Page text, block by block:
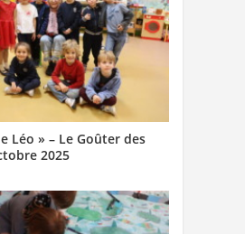
Léo » – Le Goûter des
2025